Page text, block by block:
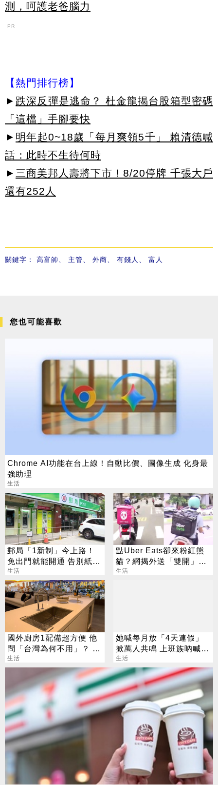
測，呵護老爸腦力
PR
【熱門排行榜】
► 跌深反彈是逃命？ 杜金龍揭台股箱型密碼
「這檔」手腳要快
► 明年起0~18歲「每月爽領5千」 賴清德喊
話：此時不生待何時
► 三商美邦人壽將下市！8/20停牌 千張大戶
還有252人
關鍵字： 高富帥 主管 外商 有錢人 富人
您也可能喜歡
Chrome AI功能在台上線！自動比價、圖像生成 化身最
強助理
生活
郵局「1新制」今上路！
免出門就能開通 告別紙本
不用跑臨櫃
生活
點Uber Eats卻來粉紅熊
貓？網揭外送「雙開」暗
黑招數
生活
國外廚房1配備超方便 他
問「台灣為何不用」？ 內
行解答：麻煩多
生活
她喊每月放「4天連假」
掀萬人共鳴 上班族吶喊：
這樣才活得像人
生活